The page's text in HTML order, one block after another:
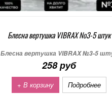
Блесна вертушка VIBRAX №3-5 штук
Блесна вертушка VIBRAX №3-5
258 руб
+ В корзину Подробнее